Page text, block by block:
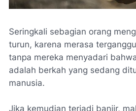
Seringkali sebagian orang
turun, karena merasa
tanpa mereka menyadari
adalah berkah yang sedang
manusia.
Jika kemudian terjadi banjir,